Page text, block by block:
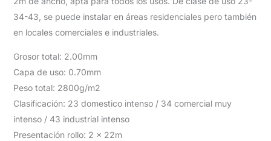
34-43, se puede instalar en áreas residenciales pero también
en locales comerciales e industriales.
Grosor total: 2.00mm
Capa de uso: 0.70mm
Peso total: 2800g/m2
Clasificación: 23 domestico intenso / 34 comercial muy
intenso / 43 industrial intenso
Presentación rollo: 2 x 22m